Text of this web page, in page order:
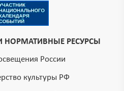
НОРМАТИВНЫЕ РЕСУРСЫ
России
культуры РФ